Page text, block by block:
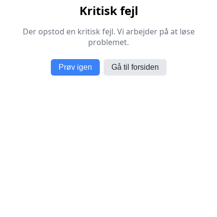
Kritisk fejl
Der opstod en kritisk fejl. Vi arbejder på at løse
problemet.
Prøv igen Gå til forsiden